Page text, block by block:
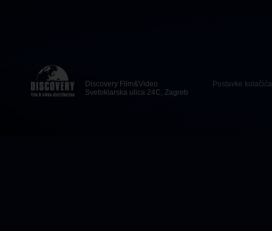
Discovery Film&Video
Svetoklarska ulica 24C, Zagreb
Postavke kolačića